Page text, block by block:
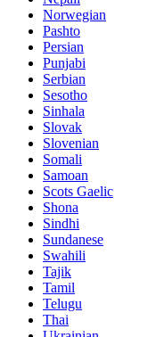
Norwegian
Pashto
Persian
Punjabi
Serbian
Sesotho
Sinhala
Slovak
Slovenian
Somali
Samoan
Scots Gaelic
Shona
Sindhi
Sundanese
Swahili
Tajik
Tamil
Telugu
Thai